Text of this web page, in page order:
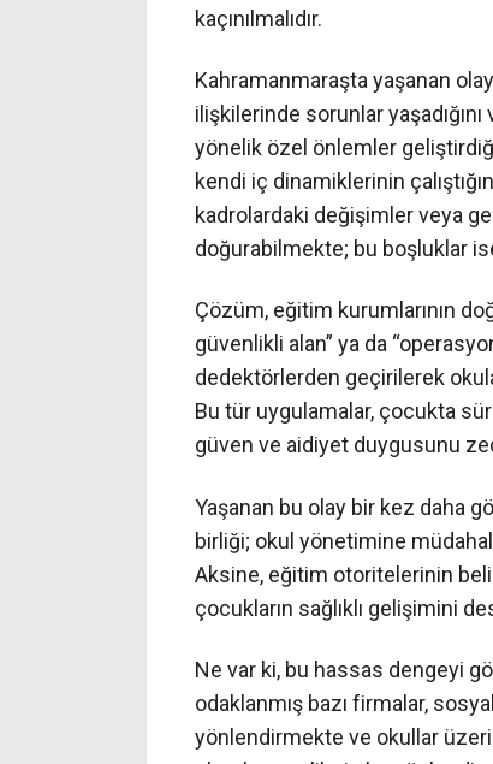
kaçınılmalıdır.
Kahramanmaraşta yaşanan
ilişkilerinde sorunlar
yönelik özel önlemler
kendi iç dinamiklerinin
kadrolardaki değişimler veya
doğurabilmekte; bu boşluklar
Çözüm, eğitim kurumlarının
güvenlikli alan” ya da
dedektörlerden geçirilerek
Bu tür uygulamalar, çocukta
güven ve aidiyet duygusunu
Yaşanan bu olay bir kez daha
birliği; okul yönetimine
Aksine, eğitim otoritelerinin
çocukların sağlıklı gelişimini
Ne var ki, bu hassas dengeyi
odaklanmış bazı firmalar,
yönlendirmekte ve okullar